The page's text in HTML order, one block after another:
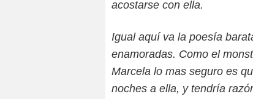
acostarse con ella.
Igual aquí va la poesía
enamoradas. Como el
Marcela lo mas seguro es
noches a ella, y tendría